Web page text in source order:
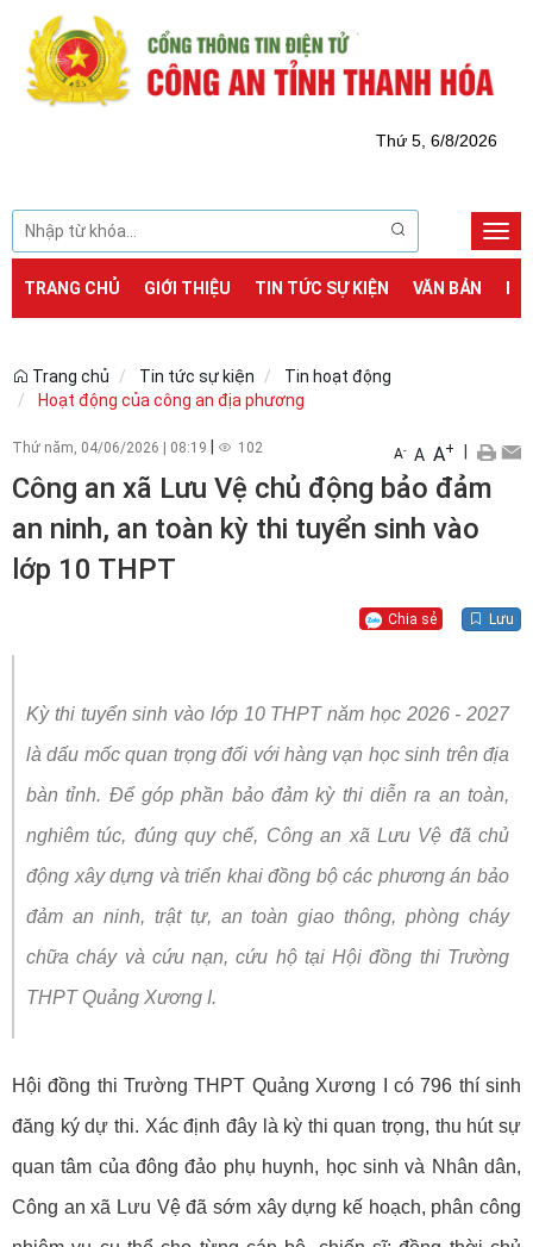
Thứ 5, 6/8/2026
TRANG CHỦ GIỚI THIỆU TIN TỨC SỰ KIỆN VĂN BẢN
Trang chủ Tin tức sự kiện
Tin hoạt động
Hoạt động của công an địa phương
Thứ năm, 04/06/2026 | 08:19 102 A- A A+
Công an xã Lưu Vệ chủ động bảo đảm
an ninh, an toàn kỳ thi tuyển sinh vào
lớp 10 THPT
Chia sẻ Lưu
Kỳ thi tuyển sinh vào lớp 10 THPT năm học 2026 - 2027
là dấu mốc quan trọng đối với hàng vạn học sinh trên địa
bàn tỉnh. Để góp phần bảo đảm kỳ thi diễn ra an toàn,
nghiêm túc, đúng quy chế, Công an xã Lưu Vệ đã chủ
động xây dựng và triển khai đồng bộ các phương án bảo
đảm an ninh, trật tự, an toàn giao thông, phòng cháy
chữa cháy và cứu nạn, cứu hộ tại Hội đồng thi Trường
THPT Quảng Xương I.
Hội đồng thi Trường THPT Quảng Xương I có 796 thí sinh
đăng ký dự thi. Xác định đây là kỳ thi quan trọng, thu hút sự
quan tâm của đông đảo phụ huynh, học sinh và Nhân dân,
Công an xã Lưu Vệ đã sớm xây dựng kế hoạch, phân công